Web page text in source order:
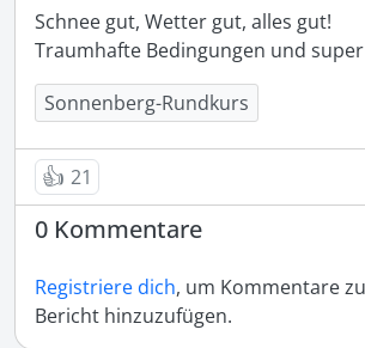
Schnee gut, Wetter gut, alles gut!
Traumhafte Bedingungen und super
Sonnenberg-Rundkurs
👍 21
0 Kommentare
Registriere dich, um Kommentare
Bericht hinzuzufügen.